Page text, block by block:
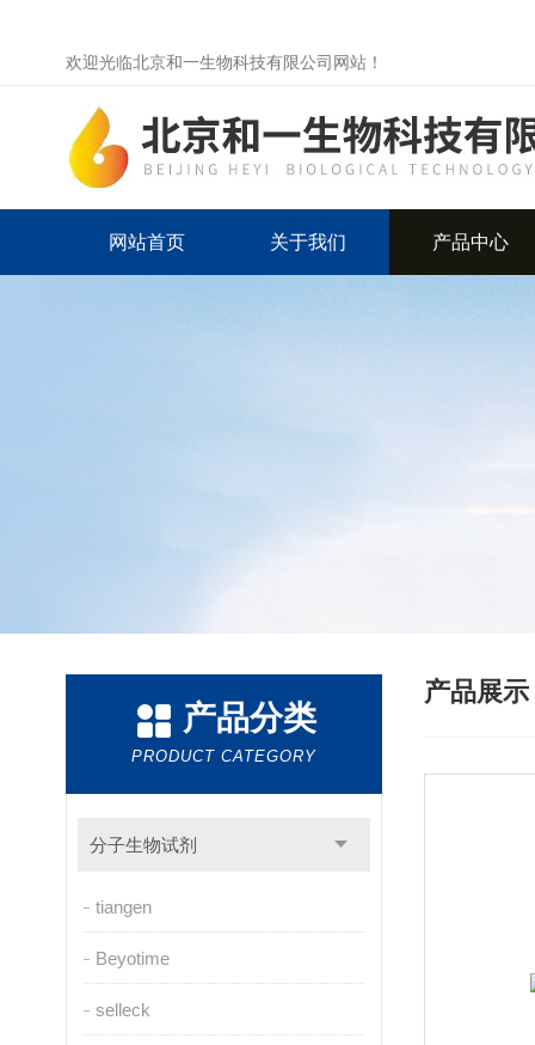
欢迎光临北京和一生物科技有限公司网站！
网站首页 关于我们 产品中心
产品分类
PRODUCT CATEGORY
分子生物试剂
tiangen
Beyotime
selleck
产品展示